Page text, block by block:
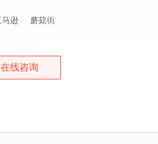
马逊 蘑菇街
在线咨询